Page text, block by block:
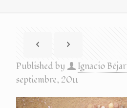
Published by Ignacio Béjar
septiembre, 2011